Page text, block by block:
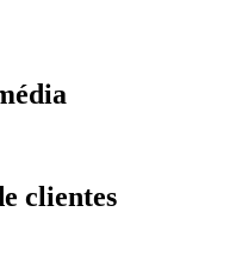
clientes